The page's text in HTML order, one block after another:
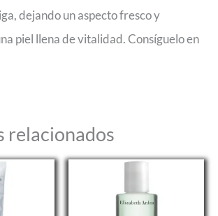
dejando un aspecto fresco y
piel llena de vitalidad. Consíguelo en
relacionados